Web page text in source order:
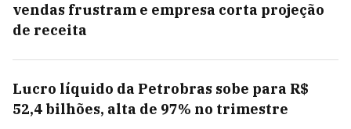
vendas frustram e empresa corta projeção
de receita
Lucro líquido da Petrobras sobe para R$
52,4 bilhões, alta de 97% no trimestre